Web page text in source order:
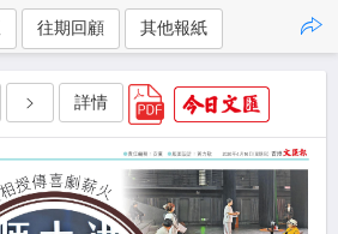
往期回顧 其他報紙
詳情